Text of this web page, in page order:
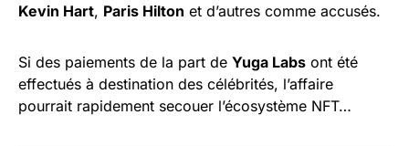
Kevin Hart, Paris Hilton et d’autres comme accusés.
Si des paiements de la part de Yuga Labs ont été
effectués à destination des célébrités, l’affaire
pourrait rapidement secouer l’écosystème NFT…